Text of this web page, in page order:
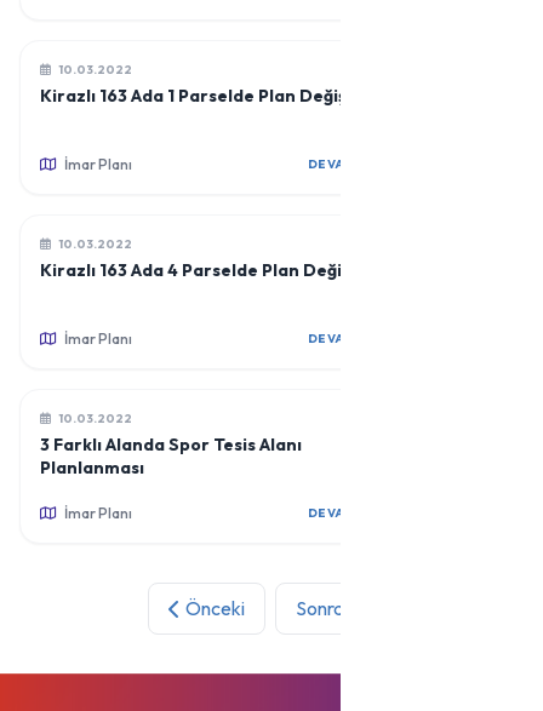
10.03.2022
Kirazlı 163 Ada 1 Parselde Plan Değişikliği
İmar Planı DEVAMINI OKU
10.03.2022
Kirazlı 163 Ada 4 Parselde Plan Değişikliği
İmar Planı DEVAMINI OKU
10.03.2022
3 Farklı Alanda Spor Tesis Alanı
Planlanması
İmar Planı DEVAMINI OKU
Önceki Sonraki